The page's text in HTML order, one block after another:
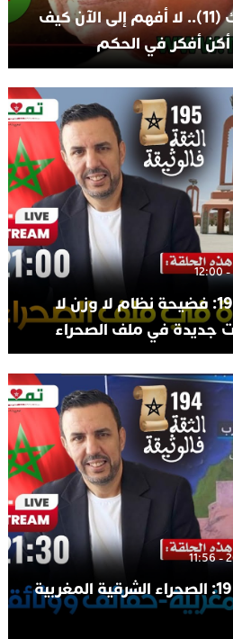
سلسلة ذاكرة ملك (11).. لا أفهم إلى الآن كيف
أفكر في الحكم
الثقة فالوثيقة 195: فضيحة نظام لا وزن لا
في ملف الصحراء
الثقة فالوثيقة 194: الصحراء الشرقية المغربية